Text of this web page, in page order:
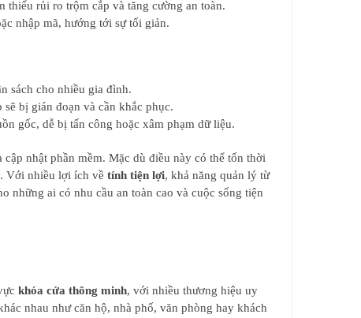
thiểu rủi ro trộm cắp và tăng cường an toàn.
nhập mã, hướng tới sự tối giản.
sách cho nhiều gia đình.
bị gián đoạn và cần khắc phục.
gốc, dễ bị tấn công hoặc xâm phạm dữ liệu.
nhật phần mềm. Mặc dù điều này có thể tốn thời
Với nhiều lợi ích về tính tiện lợi, khả năng quản lý từ
những ai có nhu cầu an toàn cao và cuộc sống tiện
khóa cửa thông minh, với nhiều thương hiệu uy
nhau như căn hộ, nhà phố, văn phòng hay khách